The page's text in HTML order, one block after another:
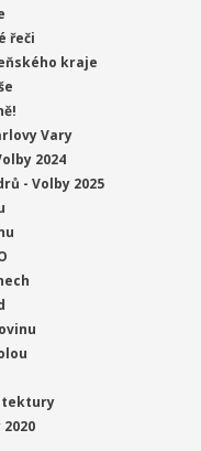
řeči
kraje
Vary
2024
- Volby 2025